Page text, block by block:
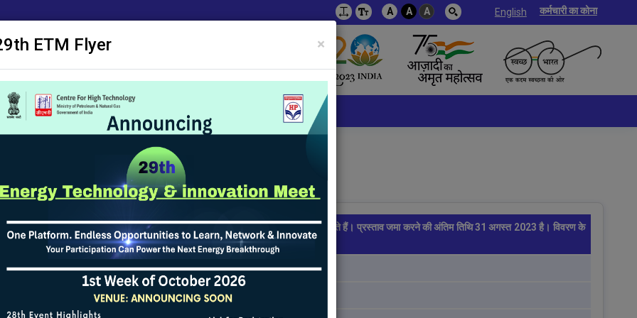
×
ETM Flyer
A A A English कर्मचारी का कोना
ए सी एम अनुसंधान प्रस्ताव योजनाओं
आमंत्रित करने की प्रक्रिया
निम्नलिखित क्षेत्रों में सीएचटी द्वारा वित्त पोषण के लिए अनुसंधान एवं विकास प्रस्ताव आमंत्रित किए जाते हैं। प्रस्ताव जमा करने की अंतिम तिथि 31 अगस्त 2023 है। विवरण के
लिए, कृपया नीचे दिए गए दिशानिर्देश देखें।
पेट्रोकेमिकल्स सहित रिफाइनरी स्ट्रीम में मूल्यवर्धन।
कार्बन कैप्चर, उपयोग और पृथक्करण (सीसीयूएस)